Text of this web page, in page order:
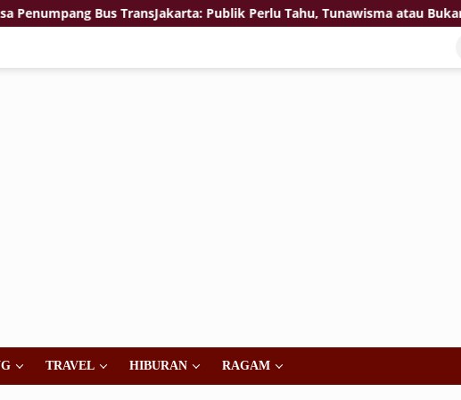
Bus TransJakarta: Publik Perlu Tahu, Tunawisma atau Bukan?
TRAVEL HIBURAN RAGAM